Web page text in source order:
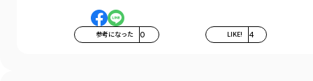
参考になった 0 LIKE! 4